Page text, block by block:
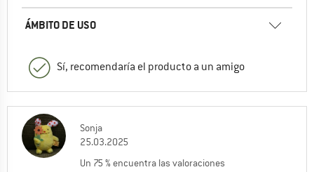
ÁMBITO DE USO
Sí, recomendaría el producto a un amigo
Sonja
25.03.2025
Un 75 % encuentra las valoraciones